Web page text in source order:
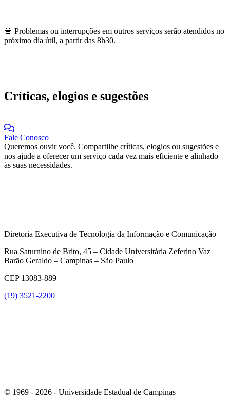
🚨 Problemas ou interrupções em outros serviços serão atendidos no
próximo dia útil, a partir das 8h30.
Críticas, elogios e sugestões
Fale Conosco
Queremos ouvir você. Compartilhe críticas, elogios ou sugestões e
nos ajude a oferecer um serviço cada vez mais eficiente e alinhado
às suas necessidades.
Diretoria Executiva de Tecnologia da Informação e Comunicação
Rua Saturnino de Brito, 45 – Cidade Universitária Zeferino Vaz
Barão Geraldo – Campinas – São Paulo
CEP 13083-889
(19) 3521-2200
© 1969 - 2026 - Universidade Estadual de Campinas